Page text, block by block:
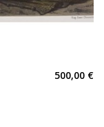
500,00 €